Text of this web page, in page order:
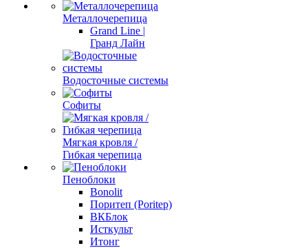
Металлочерепица
Grand Line |
Гранд Лайн
Водосточные системы
Софиты
Мягкая кровля /
Гибкая черепица
Пеноблоки
Bonolit
Поритеп (Poritep)
ВКБлок
Исткульт
Итонг